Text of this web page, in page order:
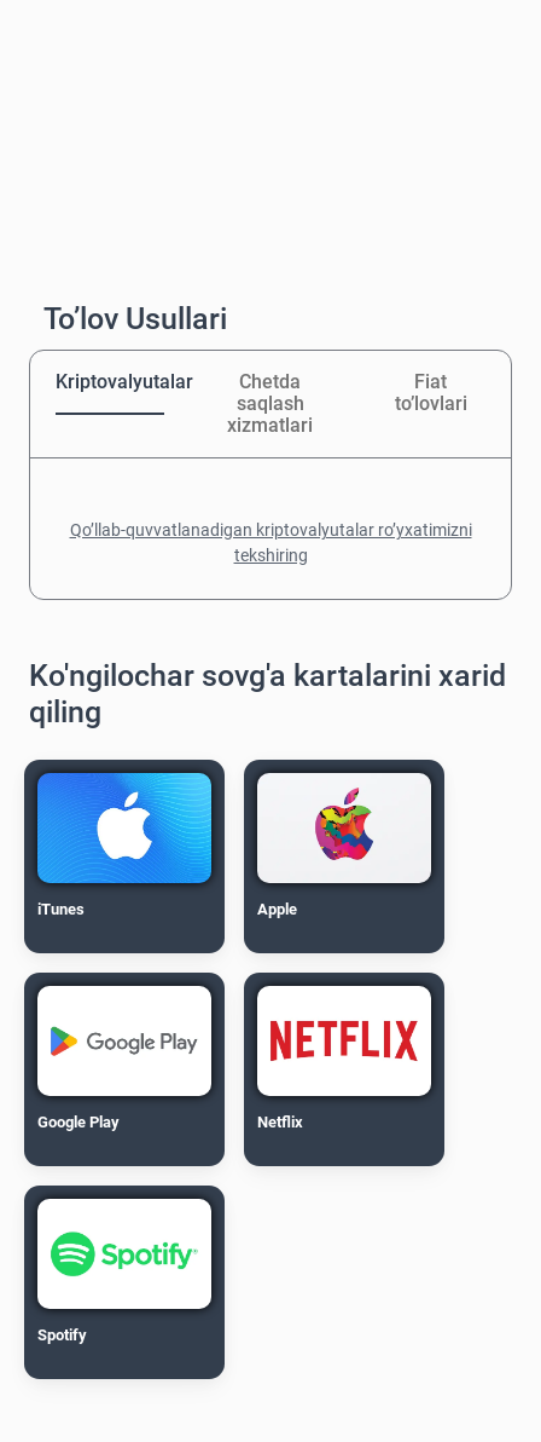
To’lov Usullari
Kriptovalyutalar
Chetda
saqlash
xizmatlari
Fiat
to’lovlari
Qo’llab-quvvatlanadigan kriptovalyutalar ro’yxatimizni
tekshiring
Ko'ngilochar sovg'a kartalarini xarid
qiling
iTunes Apple
Google Play Netflix
Spotify